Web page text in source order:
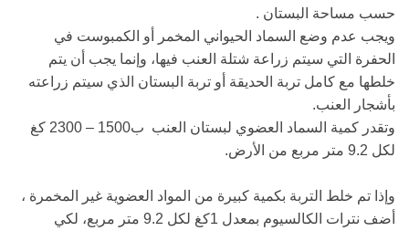
حسب مساحة البستان .
ويجب عدم وضع السماد الحيواني المخمر أو الكمبوست في
الحفرة التي سيتم زراعة شتلة العنب فيها، وإنما يجب أن يتم
خلطها مع كامل تربة الحديقة أو تربة البستان الذي سيتم زراعته
بأشجار العنب.
وتقدر كمية السماد العضوي لبستان العنب ب1500 – 2300 كغ
لكل 9.2 متر مربع من الأرض.
وإذا تم خلط التربة بكمية كبيرة من المواد العضوية غير المخمرة ،
أضف نترات الكالسيوم بمعدل 1كغ لكل 9.2 متر مربع، لكي